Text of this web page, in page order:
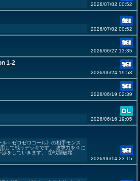
2026/07/02 00:52
2026/07/02 00:52
2026/06/27 13:35
1-2
2026/06/24 19:53
2026/06/19 02:39
2026/06/16 19:05
ル－ゼロゼロコール》の相手モンス
して戦うデッキです。 攻撃力を０に
渉をしていきます。 ①戦闘破壊：
2026/06/14 23:15